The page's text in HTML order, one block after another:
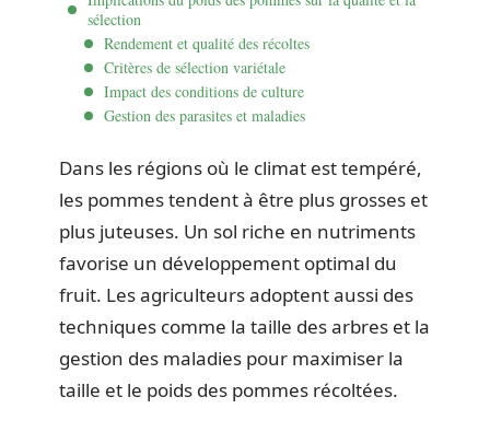
sélection
Rendement et qualité des récoltes
Critères de sélection variétale
Impact des conditions de culture
Gestion des parasites et maladies
Dans les régions où le climat est tempéré,
les pommes tendent à être plus grosses et
plus juteuses. Un sol riche en nutriments
favorise un développement optimal du
fruit. Les agriculteurs adoptent aussi des
techniques comme la taille des arbres et la
gestion des maladies pour maximiser la
taille et le poids des pommes récoltées.